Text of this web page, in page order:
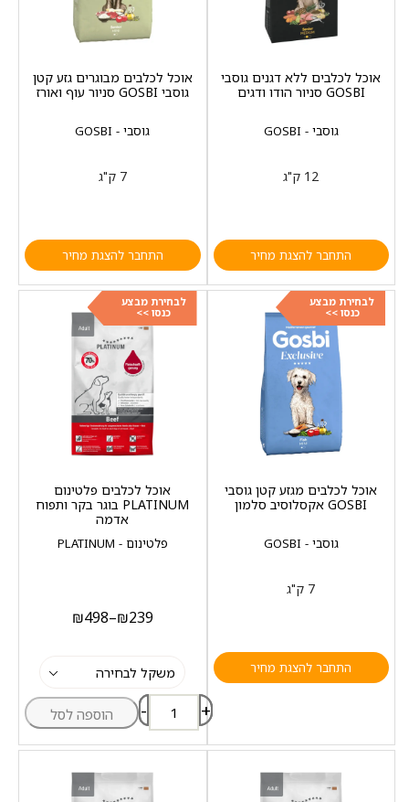
גוסבי - GOSBI
אוכל לכלבים ללא דגנים גוסבי
GOSBI סניור הודו ודגים
12 ק"ג
התחבר להצגת מחיר
גוסבי - GOSBI
אוכל לכלבים מבוגרים גזע קטן
גוסבי GOSBI סניור עוף ואורז
7 ק"ג
התחבר להצגת מחיר
לבחירת מבצע
כנסו >>
גוסבי - GOSBI
אוכל לכלבים מגזע קטן גוסבי
GOSBI אקסלוסיב סלמון
7 ק"ג
התחבר להצגת מחיר
לבחירת מבצע
כנסו >>
פלטינום - PLATINUM
אוכל לכלבים פלטינום
PLATINUM בוגר בקר ותפוח
אדמה
₪239
–
₪498
- + הוספה לסל